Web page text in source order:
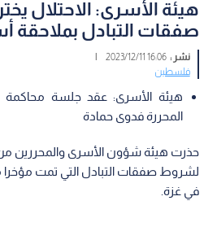
هيئة الأسرى: الاحتلال
صفقات التبادل بملاحقة
نشر :16:06 2023/12/11
|
فلسطين
هيئة الأسرى: عقد جلسة محاكمة
المحررة فدوى حمادة
حذرت هيئة شؤون الأسرى والمحررين من
لشروط صفقات التبادل التي تمت مؤخرا
في غزة.